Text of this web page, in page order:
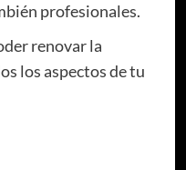
profesionales.
renovar la
los aspectos de tu